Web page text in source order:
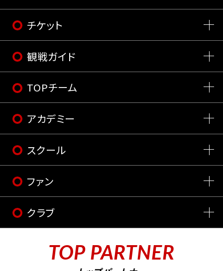
チケット
観戦ガイド
TOPチーム
アカデミー
スクール
ファン
クラブ
TOP PARTNER